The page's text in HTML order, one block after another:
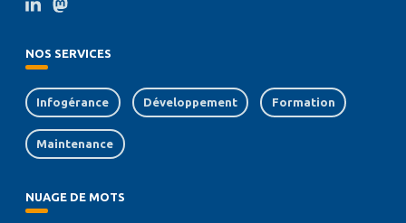
NOS SERVICES
Infogérance Développement Formation
Maintenance
NUAGE DE MOTS